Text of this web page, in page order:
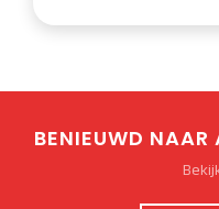
BENIEUWD NAAR